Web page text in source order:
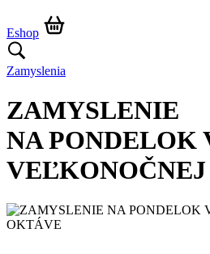
Eshop
Zamyslenia
ZAMYSLENIE
NA PONDELOK